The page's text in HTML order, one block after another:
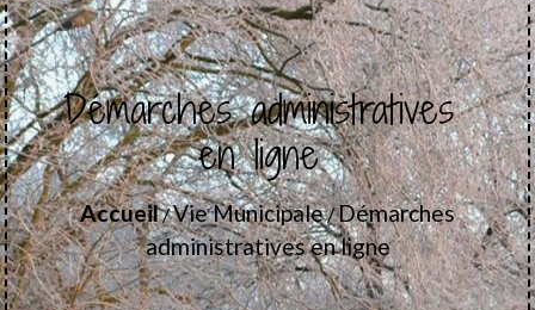
Démarches administratives
en ligne
Accueil/Vie Municipale/Démarches
administratives en ligne